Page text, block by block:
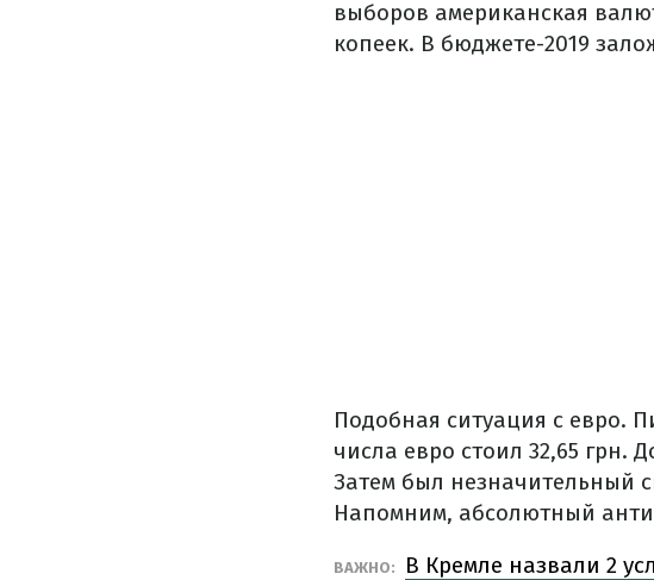
выборов американская
копеек. В бюджете-2019
Подобная ситуация с евро.
числа евро стоил 32,65 грн.
Затем был незначительный
Напомним, абсолютный
ВАЖНО: В Кремле назвали 2